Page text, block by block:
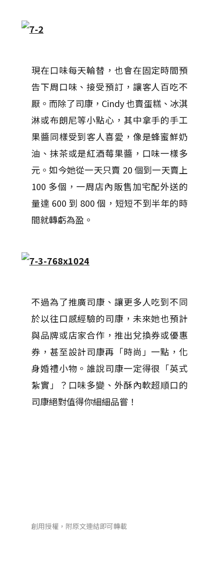
現在口味每天輪替，也會在固定時間預
告下周口味、接受預訂，讓客人百吃不
厭。而除了司康，Cindy 也賣蛋糕、冰淇
淋或布朗尼等小點心，其中拿手的手工
果醬同樣受到客人喜愛，像是蜂蜜鮮奶
油、抹茶或是紅酒莓果醬，口味一樣多
元。如今她從一天只賣 20 個到一天賣上
100 多個，一周店內販售加宅配外送的
量達 600 到 800 個，短短不到半年的時
間就轉虧為盈。
不過為了推廣司康、讓更多人吃到不同
於以往口感經驗的司康，未來她也預計
與品牌或店家合作，推出兌換券或優惠
券，甚至設計司康再「時尚」一點，化
身婚禮小物。誰說司康一定得很「英式
紮實」？口味多變、外酥內軟超順口的
司康絕對值得你細細品嘗！
創用授權，附原文連結即可轉載